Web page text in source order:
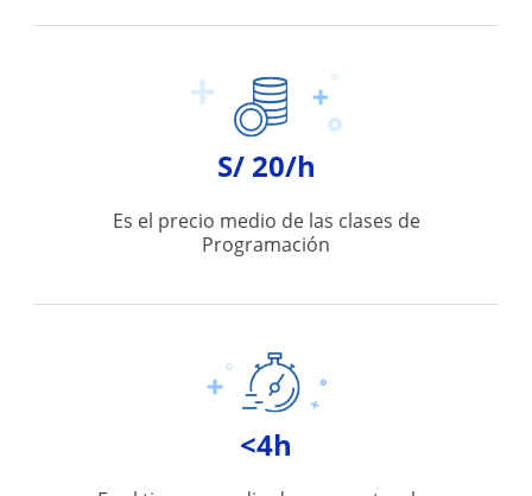
S/ 20/h
Es el precio medio de las clases de
Programación
<4h